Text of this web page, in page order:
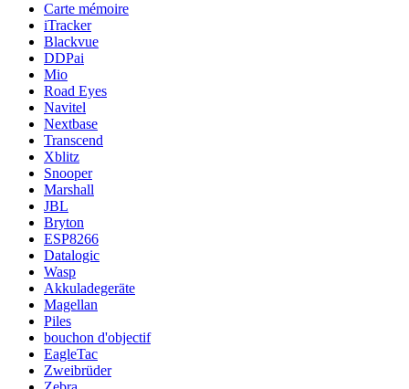
Carte mémoire
iTracker
Blackvue
DDPai
Mio
Road Eyes
Navitel
Nextbase
Transcend
Xblitz
Snooper
Marshall
JBL
Bryton
ESP8266
Datalogic
Wasp
Akkuladegeräte
Magellan
Piles
bouchon d'objectif
EagleTac
Zweibrüder